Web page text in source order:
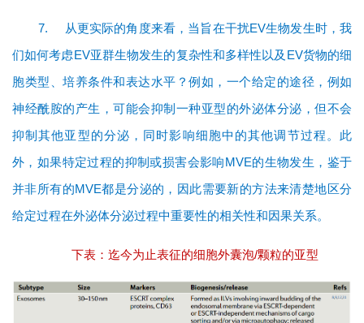
7.
从更实际的角度来看，当旨在干扰EV生物发生时，我
们如何考虑EV亚群生物发生的复杂性和多样性以及EV货物的细
胞类型、培养条件和表达水平？例如，一个给定的途径，例如
神经酰胺的产生，可能会抑制一种亚型的外泌体分泌，但不会
抑制其他亚型的分泌，同时影响细胞中的其他调节过程。此
外，如果特定过程的抑制或损害会影响MVE的生物发生，鉴于
并非所有的MVE都是分泌的，因此需要新的方法来清楚地区分
给定过程在外泌体分泌过程中重要性的相关性和因果关系。
下表：迄今为止表征的细胞外囊泡/颗粒的亚型